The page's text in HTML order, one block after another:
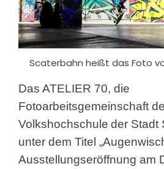
Scaterbahn heißt das Foto
Das ATELIER 70, die
Fotoarbeitsgemeinschaft
Volkshochschule der Stadt
unter dem Titel
Ausstellungseröffnung am